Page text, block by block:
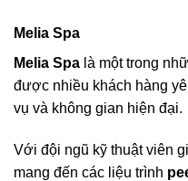
Melia Spa
Melia Spa là một trong
được nhiều khách hàng
vụ và không gian hiện đại.
Với đội ngũ kỹ thuật viên
mang đến các liệu trình